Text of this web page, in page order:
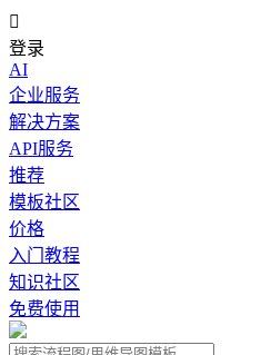

登录
AI
企业服务
解决方案
API服务
推荐
模板社区
价格
入门教程
知识社区
免费使用